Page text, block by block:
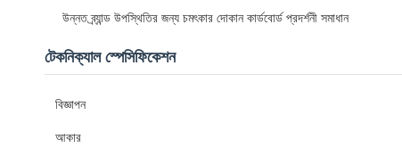
উন্নত ব্র্যান্ড উপস্থিতির জন্য চমৎকার দোকান কার্ডবোর্ড প্রদর্শনী সমাধান
টেকনিক্যাল স্পেসিফিকেশন
বিজ্ঞাপন
আকার